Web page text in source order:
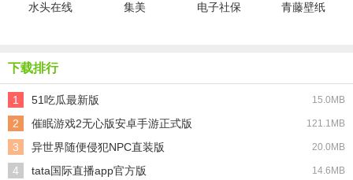
水头在线 集美
电子社保
青藤壁纸
下载排行
1 51吃瓜最新版 15.0MB
2 催眠游戏2无心版安卓手游正式版 121.1MB
3 异世界随便侵犯NPC直装版 20.0MB
4 tata国际直播app官方版 14.6MB